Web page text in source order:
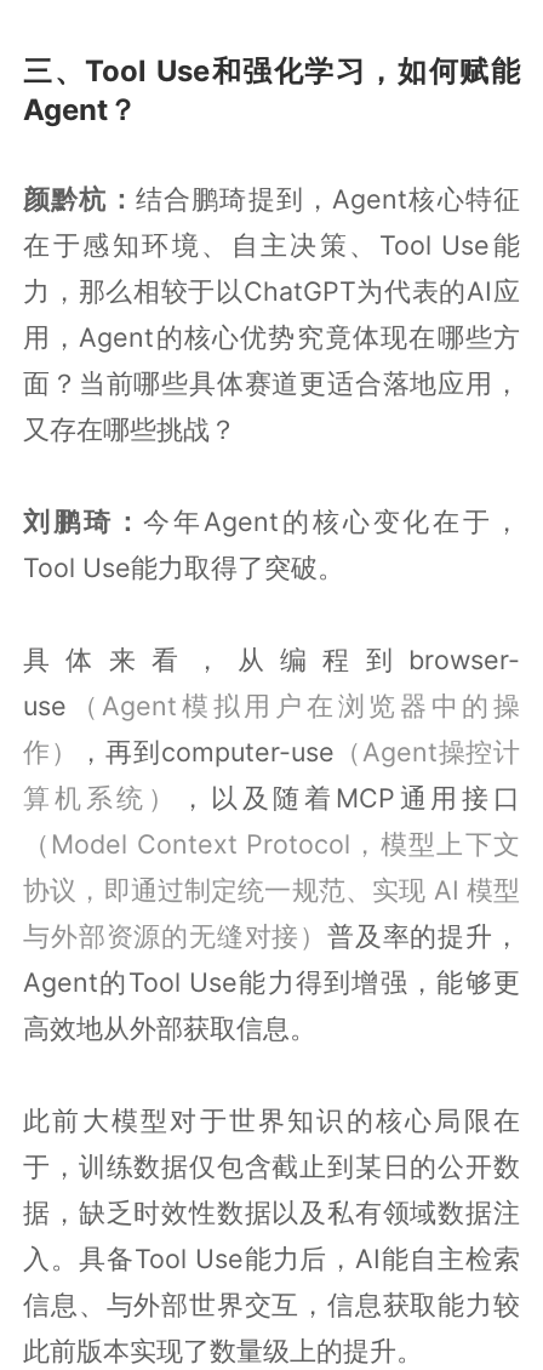
三、Tool Use和强化学习，如何赋能
Agent？
颜黔杭： 结合鹏琦提到，Agent核心特征
在于感知环境、自主决策、Tool Use能
力，那么相较于以ChatGPT为代表的AI应
用，Agent的核心优势究竟体现在哪些方
面？当前哪些具体赛道更适合落地应用，
又存在哪些挑战？
刘鹏琦：今年Agent的核心变化在于，
Tool Use能力取得了突破。
具体来看，从编程到browser-
use （Agent模拟用户在浏览器中的操
作）
，再到computer-use （Agent操控计
算机系统）
，以及随着MCP通用接口
（Model Context Protocol，模型上下文
协议，即通过制定统一规范、实现 AI 模型
与外部资源的无缝对接）普及率的提升，
Agent的Tool Use能力得到增强，能够更
高效地从外部获取信息。
此前大模型对于世界知识的核心局限在
于，训练数据仅包含截止到某日的公开数
据，缺乏时效性数据以及私有领域数据注
入。具备Tool Use能力后，AI能自主检索
信息、与外部世界交互，信息获取能力较
此前版本实现了数量级上的提升。